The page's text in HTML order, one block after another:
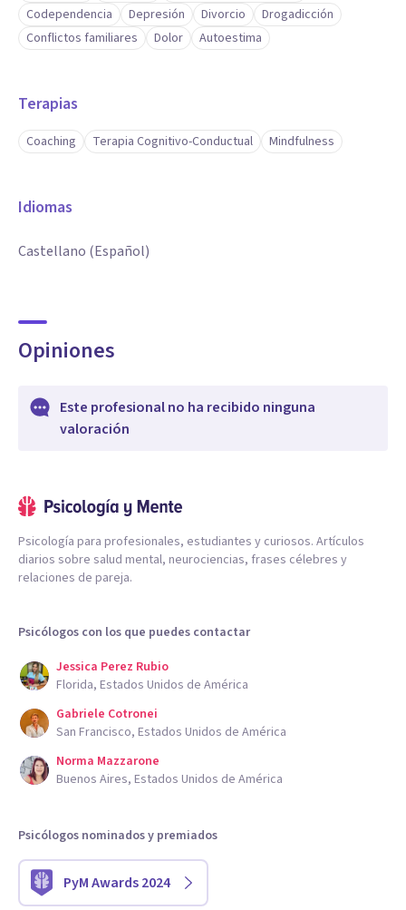
Codependencia
Depresión Divorcio
Drogadicción
Conflictos familiares
Dolor Autoestima
Terapias
Coaching Terapia Cognitivo-Conductual Mindfulness
Idiomas
Castellano (Español)
Opiniones
Este profesional no ha recibido ninguna
valoración
Psicología para profesionales, estudiantes y curiosos. Artículos
diarios sobre salud mental, neurociencias, frases célebres y
relaciones de pareja.
Psicólogos con los que puedes contactar
Jessica Perez Rubio
Florida, Estados Unidos de América
Gabriele Cotronei
San Francisco, Estados Unidos de América
Norma Mazzarone
Buenos Aires, Estados Unidos de América
Psicólogos nominados y premiados
PyM Awards 2024